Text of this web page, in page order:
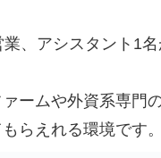
、アシスタント1
ームや外資系専門
らえれる環境です。